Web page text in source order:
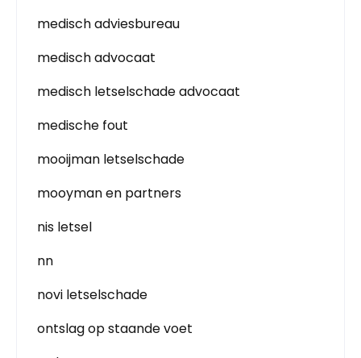
medisch adviesbureau
medisch advocaat
medisch letselschade advocaat
medische fout
mooijman letselschade
mooyman en partners
nis letsel
nn
novi letselschade
ontslag op staande voet